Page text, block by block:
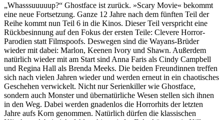
„Whasssuuuuup?“ Ghostface ist zurück. »Scary Movie« bekommt
eine neue Fortsetzung. Ganze 12 Jahre nach dem fünften Teil der
Reihe kommt nun Teil 6 in die Kinos. Dieser Teil verspricht eine
Rückbesinnung auf den Fokus der ersten Teile: Clevere Horror-
Parodien statt Filmspoofs. Deswegen sind die Wayans-Brüder
wieder mit dabei: Marlon, Keenen Ivory und Shawn. Außerdem
natürlich wieder mit am Start sind Anna Faris als Cindy Campbell
und Regina Hall als Brenda Meeks. Die beiden Freundinnen treffen
sich nach vielen Jahren wieder und werden erneut in ein chaotisches
Geschehen verwickelt. Nicht nur Serienkiller wie Ghostface,
sondern auch Monster und übernatürliche Wesen stellen sich ihnen
in den Weg. Dabei werden gnadenlos die Horrorhits der letzten
Jahre aufs Korn genommen. Natürlich dürfen die klassischen